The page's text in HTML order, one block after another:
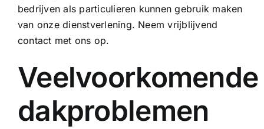
bedrijven als particulieren kunnen gebruik maken
van onze dienstverlening. Neem vrijblijvend
contact met ons op.
Veelvoorkomende
dakproblemen